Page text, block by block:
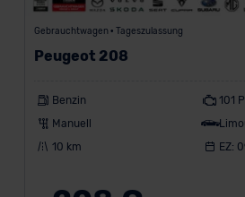
Gebrauchtwagen • Tageszulassung
Peugeot 208
Benzin
101
Manuell
10 km
EZ: